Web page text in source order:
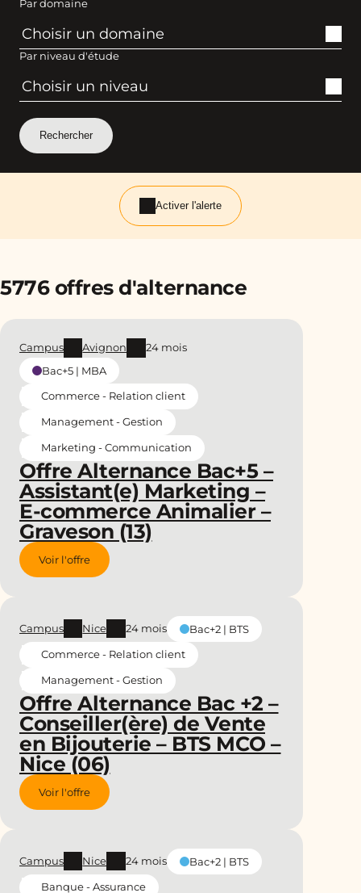
Par domaine
Par niveau d'étude
Activer l'alerte
5776 offres d'alternance
Offre Alternance Bac+5 –
Assistant(e) Marketing –
E-commerce Animalier –
Graveson (13)
Campus Avignon
24 mois
Bac+5 | MBA
Commerce - Relation client
Management - Gestion
Marketing - Communication
Voir l'offre
Offre Alternance Bac +2 –
Conseiller(ère) de Vente
en Bijouterie – BTS MCO –
Nice (06)
Campus Nice 24 mois
Bac+2 | BTS
Commerce - Relation client
Management - Gestion
Voir l'offre
Campus Nice 24 mois
Bac+2 | BTS
Banque - Assurance